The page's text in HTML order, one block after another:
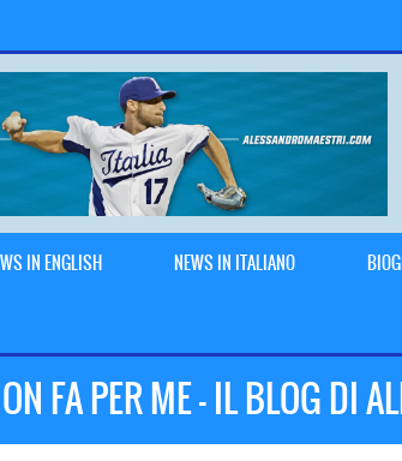
IN ENGLISH NEWS IN ITALIANO
FA PER ME – IL BLOG DI